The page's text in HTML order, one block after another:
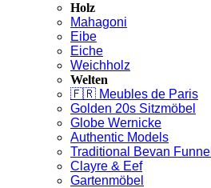
Holz
Mahagoni
Eibe
Eiche
Weichholz
Welten
🇫🇷 Meubles de Paris
Golden 20s Sitzmöbel
Globe Wernicke
Authentic Models
Traditional Bevan Funnell
Clayre & Eef
Gartenmöbel